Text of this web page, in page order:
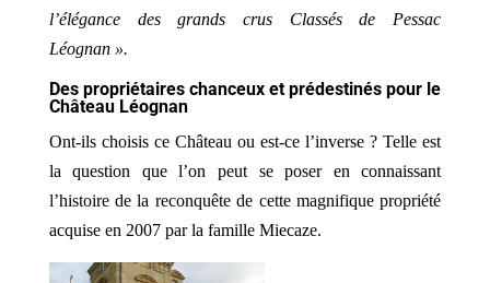
l’élégance des grands crus Classés de Pessac
Léognan ».
Des propriétaires chanceux et prédestinés pour le
Château Léognan
Ont-ils choisis ce Château ou est-ce l’inverse ? Telle est
la question que l’on peut se poser en connaissant
l’histoire de la reconquête de cette magnifique propriété
acquise en 2007 par la famille Miecaze.